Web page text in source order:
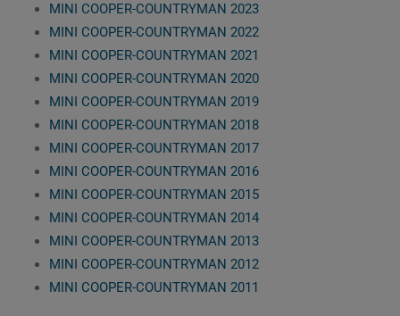
MINI COOPER-COUNTRYMAN 2023
MINI COOPER-COUNTRYMAN 2022
MINI COOPER-COUNTRYMAN 2021
MINI COOPER-COUNTRYMAN 2020
MINI COOPER-COUNTRYMAN 2019
MINI COOPER-COUNTRYMAN 2018
MINI COOPER-COUNTRYMAN 2017
MINI COOPER-COUNTRYMAN 2016
MINI COOPER-COUNTRYMAN 2015
MINI COOPER-COUNTRYMAN 2014
MINI COOPER-COUNTRYMAN 2013
MINI COOPER-COUNTRYMAN 2012
MINI COOPER-COUNTRYMAN 2011